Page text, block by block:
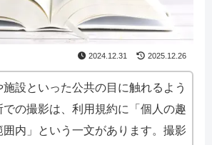
2024.12.31 2025.12.26
施設といった公共の目に触れるよう
での撮影は、利用規約に「個人の趣
囲内」という一文があります。撮影